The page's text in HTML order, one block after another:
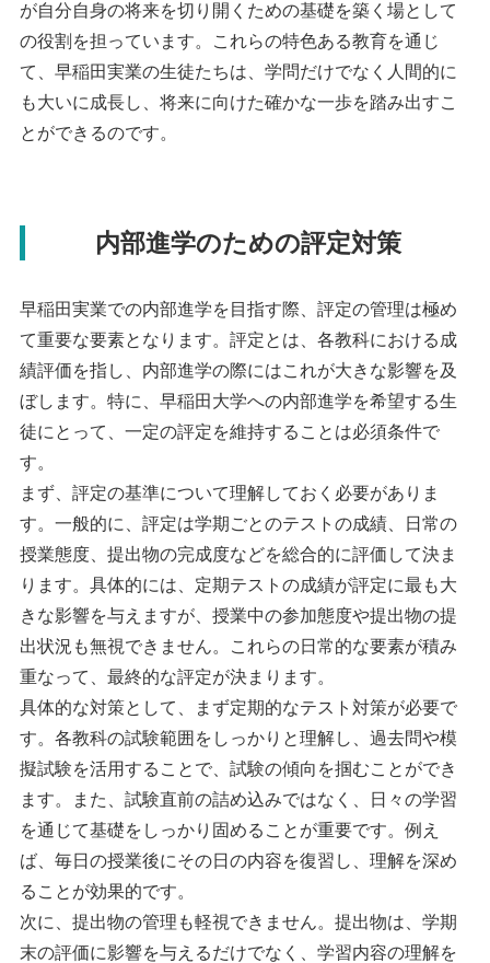
が自分自身の将来を切り開くための基礎を築く場として
の役割を担っています。これらの特色ある教育を通じ
て、早稲田実業の生徒たちは、学問だけでなく人間的に
も大いに成長し、将来に向けた確かな一歩を踏み出すこ
とができるのです。
内部進学のための評定対策
早稲田実業での内部進学を目指す際、評定の管理は極め
て重要な要素となります。評定とは、各教科における成
績評価を指し、内部進学の際にはこれが大きな影響を及
ぼします。特に、早稲田大学への内部進学を希望する生
徒にとって、一定の評定を維持することは必須条件で
す。
まず、評定の基準について理解しておく必要がありま
す。一般的に、評定は学期ごとのテストの成績、日常の
授業態度、提出物の完成度などを総合的に評価して決ま
ります。具体的には、定期テストの成績が評定に最も大
きな影響を与えますが、授業中の参加態度や提出物の提
出状況も無視できません。これらの日常的な要素が積み
重なって、最終的な評定が決まります。
具体的な対策として、まず定期的なテスト対策が必要で
す。各教科の試験範囲をしっかりと理解し、過去問や模
擬試験を活用することで、試験の傾向を掴むことができ
ます。また、試験直前の詰め込みではなく、日々の学習
を通じて基礎をしっかり固めることが重要です。例え
ば、毎日の授業後にその日の内容を復習し、理解を深め
ることが効果的です。
次に、提出物の管理も軽視できません。提出物は、学期
末の評価に影響を与えるだけでなく、学習内容の理解を